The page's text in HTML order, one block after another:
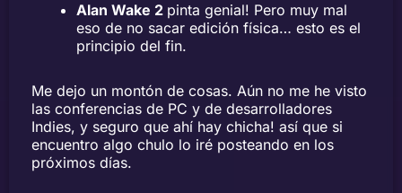
Alan Wake 2 pinta genial! Pero muy mal
eso de no sacar edición física… esto es el
principio del fin.
Me dejo un montón de cosas. Aún no me he visto
las conferencias de PC y de desarrolladores
Indies, y seguro que ahí hay chicha! así que si
encuentro algo chulo lo iré posteando en los
próximos días.